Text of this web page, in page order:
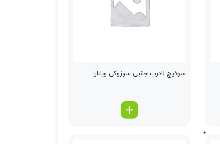
سوئیچ لادرب جانبی سوزوکی ویتارا